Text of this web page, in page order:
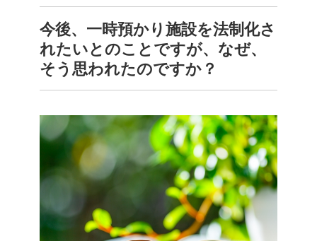
今後、一時預かり施設を法制化さ
れたいとのことですが、なぜ、
そう思われたのですか？